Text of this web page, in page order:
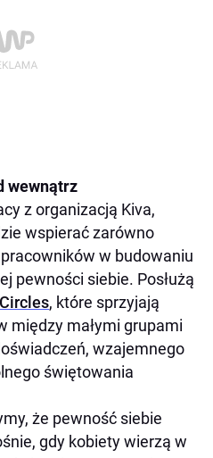
wewnątrz
z organizacją Kiva,
wspierać zarówno
w budowaniu
pewności siebie. Posłużą
, które sprzyjają
między małymi grupami
wzajemnego
świętowania
że pewność siebie
gdy kobiety wierzą w